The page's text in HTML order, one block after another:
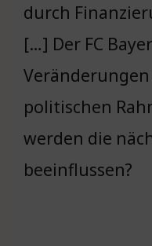
durch
[…] Der FC
politischen
werden die
beeinflussen?